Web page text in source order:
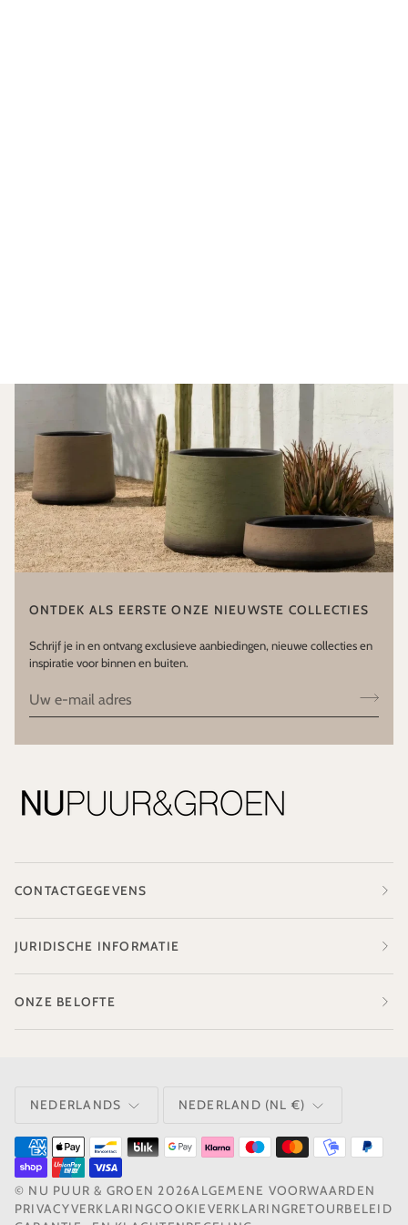
ONTDEK ALS EERSTE ONZE NIEUWSTE COLLECTIES
Schrijf je in en ontvang exclusieve aanbiedingen, nieuwe collecties en
inspiratie voor binnen en buiten.
CONTACTGEGEVENS
JURIDISCHE INFORMATIE
ONZE BELOFTE
NEDERLANDS NEDERLAND (NL €)
© NU PUUR & GROEN 2026ALGEMENE VOORWAARDEN
PRIVACYVERKLARINGCOOKIEVERKLARINGRETOURBELEID